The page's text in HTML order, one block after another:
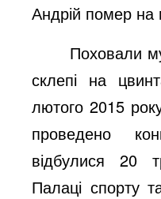
Андрій помер на
Поховали
склепі на
лютого 2015
проведено
відбулися 20
Палаці спорту